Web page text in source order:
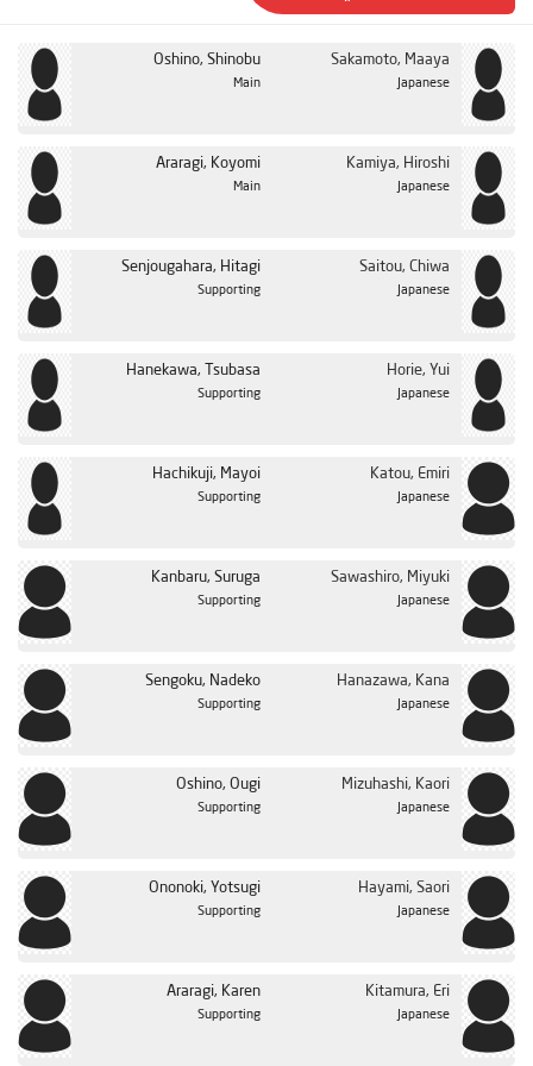
Oshino, Shinobu
Main
Sakamoto, Maaya
Japanese
Araragi, Koyomi
Main
Kamiya, Hiroshi
Japanese
Senjougahara, Hitagi
Supporting
Saitou, Chiwa
Japanese
Hanekawa, Tsubasa
Supporting
Horie, Yui
Japanese
Hachikuji, Mayoi
Supporting
Katou, Emiri
Japanese
Kanbaru, Suruga
Supporting
Sawashiro, Miyuki
Japanese
Sengoku, Nadeko
Supporting
Hanazawa, Kana
Japanese
Oshino, Ougi
Supporting
Mizuhashi, Kaori
Japanese
Ononoki, Yotsugi
Supporting
Hayami, Saori
Japanese
Araragi, Karen
Supporting
Kitamura, Eri
Japanese